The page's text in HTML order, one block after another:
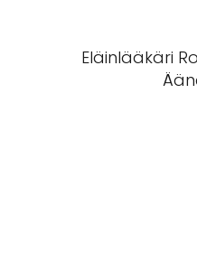
Eläinlääkäri